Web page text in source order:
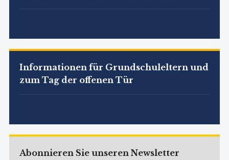
Informationen für Grundschuleltern und
zum Tag der offenen Tür
Abonnieren Sie unseren Newsletter